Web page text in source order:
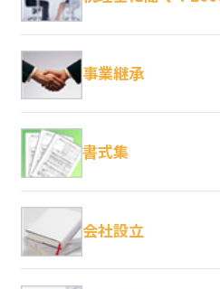
事業継承
書式集
会社設立